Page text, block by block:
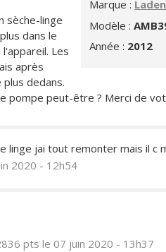
Marque : Laden
Modèle :
Année : 2012
sèche-linge
dans le
Les
après
dedans.
pompe peut-être ? Merci de
linge jai tout remonter mais il c
2020 - 12h54
pts le 07 juin 2020 - 13h37